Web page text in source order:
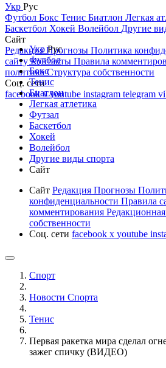
Укр Рус
Футбол Бокс Тенис Биатлон Легкая
Баскетбол Хокей Волейбол Другие
Сайт
РедакцияПрогнозы Политика
сайтуКонтакты Правила
политикаСтруктура собственности
Соц. сети
facebookxyoutube instagram telegram
УкрРус
Футбол
Бокс
Тенис
Биатлон
Легкая атлетика
Футзал
Баскетбол
Хокей
Волейбол
Другие виды спорта
Сайт
Сайт Редакция Прогнозы
конфиденциальности Правила
комментирования
собственности
Соц. сети facebook x youtube
Спорт
Новости Cпорта
Тенис
Первая ракетка мира сделал
зажег спичку (ВИДЕО)